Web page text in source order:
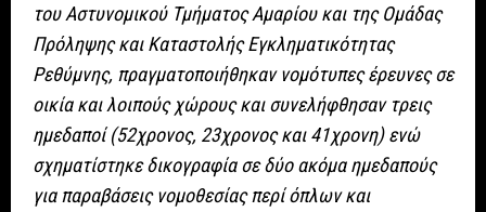
του Αστυνομικού Τμήματος Αμαρίου και της Ομάδας
Πρόληψης και Καταστολής Εγκληματικότητας
Ρεθύμνης, πραγματοποιήθηκαν νομότυπες έρευνες σε
οικία και λοιπούς χώρους και συνελήφθησαν τρεις
ημεδαποί (52χρονος, 23χρονος και 41χρονη) ενώ
σχηματίστηκε δικογραφία σε δύο ακόμα ημεδαπούς
για παραβάσεις νομοθεσίας περί όπλων και